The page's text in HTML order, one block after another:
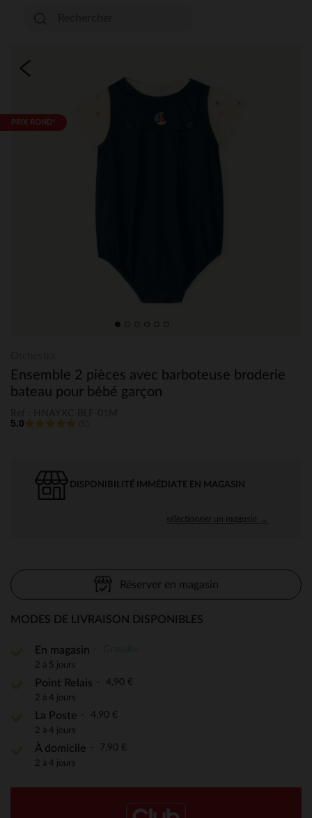
PRIX ROND*
Ensemble 2 pièces avec barboteuse broderie
bateau pour bébé garçon
5.0
DISPONIBILITÉ IMMÉDIATE EN MAGASIN
sélectionner un magasin →
Réserver en magasin
MODES DE LIVRAISON DISPONIBLES
En magasin
2 à 5 jours
Point Relais 4,90 €
2 à 4 jours
La Poste 4,90 €
2 à 4 jours
À domicile 7,90 €
2 à 4 jours